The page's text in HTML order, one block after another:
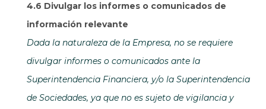
4.6 Divulgar los informes o comunicados de
información relevante
Dada la naturaleza de la Empresa, no se requiere
divulgar informes o comunicados ante la
Superintendencia Financiera, y/o la Superintendencia
de Sociedades, ya que no es sujeto de vigilancia y